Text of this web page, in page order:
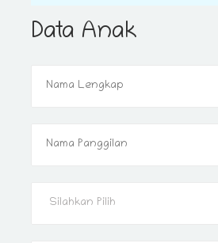
Data Anak